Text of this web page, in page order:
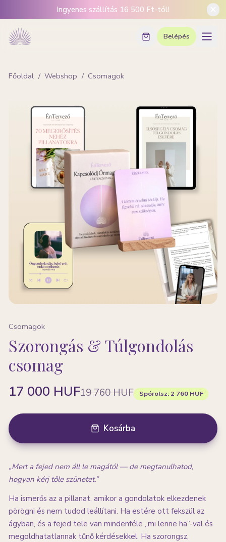
Ingyenes szállítás 16 500 Ft-tól!
Belépés
Főoldal / Webshop / Csomagok
Csomagok
Szorongás & Túlgondolás
csomag
17 000 HUF19 760 HUF Spórolsz: 2 760 HUF
Kosárba
„Mert a fejed nem áll le magától — de megtanulhatod,
hogyan kérj tőle szünetet.”
Ha ismerős az a pillanat, amikor a gondolatok elkezdenek
pörögni és nem tudod leállítani. Ha estére ott fekszül az
ágyban, és a fejed tele van mindenféle „mi lenne ha”-val és
megoldhatatlannak tűnő kérdésekkel. Ha szorongsz,